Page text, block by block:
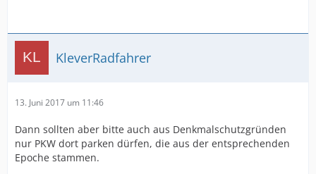
KleverRadfahrer
13. Juni 2017 um 11:46
Dann sollten aber bitte auch aus Denkmalschutzgründen
nur PKW dort parken dürfen, die aus der entsprechenden
Epoche stammen.